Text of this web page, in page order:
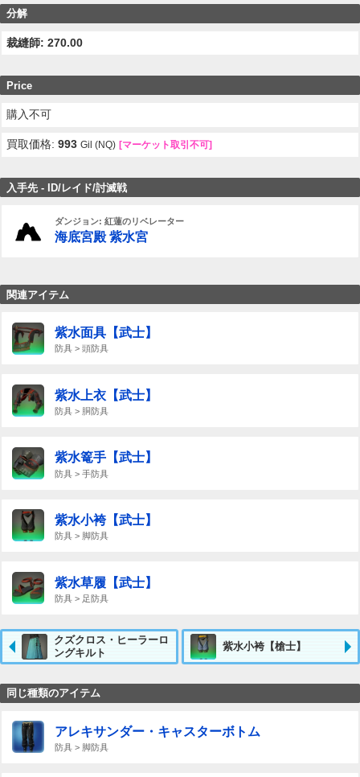
分解
裁縫師: 270.00
Price
購入不可
買取価格:993 Gil (NQ) [マーケット取引不可]
入手先 - ID/レイド/討滅戦
ダンジョン: 紅蓮のリベレーター
海底宮殿 紫水宮
関連アイテム
紫水面具【武士】
防具 > 頭防具
紫水上衣【武士】
防具 > 胴防具
紫水篭手【武士】
防具 > 手防具
紫水小袴【武士】
防具 > 脚防具
紫水草履【武士】
防具 > 足防具
クズクロス・ヒーラーロ
ングキルト
紫水小袴【槍士】
同じ種類のアイテム
アレキサンダー・キャスターボトム
防具 > 脚防具